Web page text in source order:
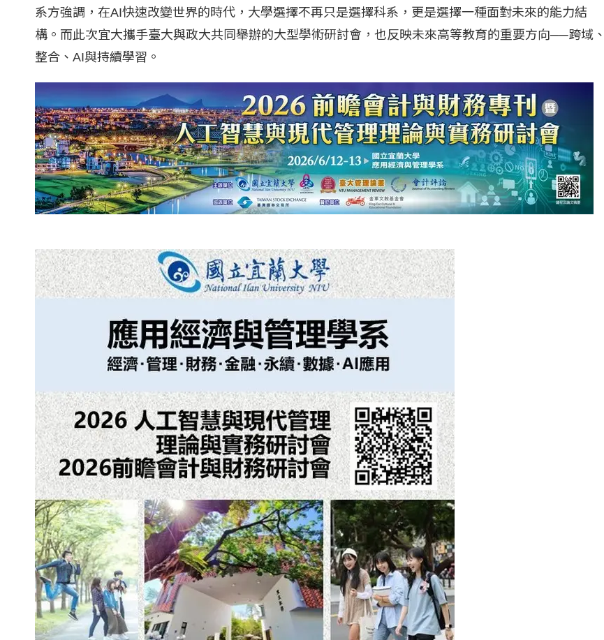
系方強調，在AI快速改變世界的時代，大學選擇不再只是選擇科系，更是選擇一種面對未來的能力結
構。而此次宜大攜手臺大與政大共同舉辦的大型學術研討會，也反映未來高等教育的重要方向──跨域、
整合、AI與持續學習。